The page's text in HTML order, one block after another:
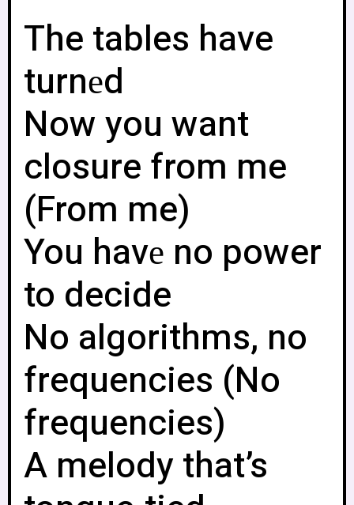
The tables have
turnеd
Now you want
closure from me
(From me)
You havе no power
to decide
No algorithms, no
frequencies (No
frequencies)
A melody that’s